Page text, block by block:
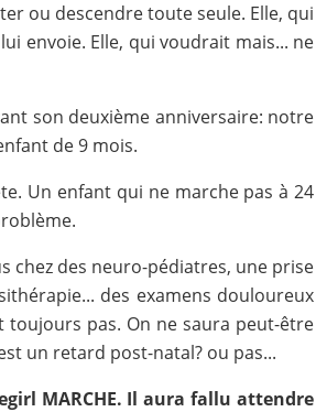
ou descendre toute seule. Elle, qui
envoie. Elle, qui voudrait mais... ne
son deuxième anniversaire: notre
de 9 mois.
Un enfant qui ne marche pas à 24
chez des neuro-pédiatres, une prise
des examens douloureux
toujours pas. On ne saura peut-être
un retard post-natal? ou pas...
MARCHE. Il aura fallu attendre